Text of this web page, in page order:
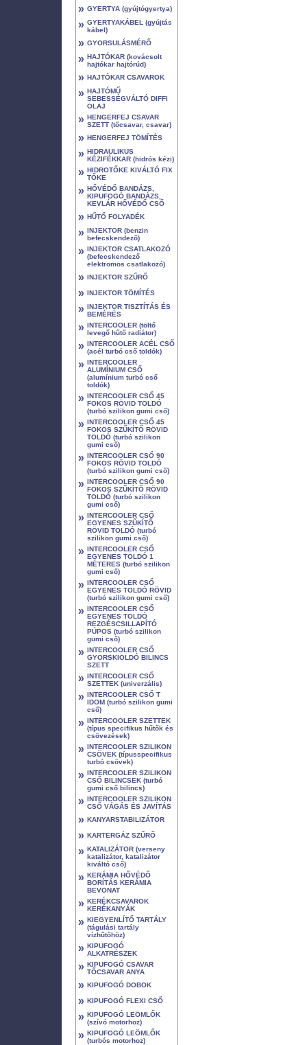
» GYERTYA (gyújtógyertya)
» GYERTYAKÁBEL (gyújtás
kábel)
» GYORSULÁSMÉRŐ
» HAJTÓKAR (kovácsolt
hajtókar hajtórúd)
» HAJTÓKAR CSAVAROK
» HAJTÓMŰ
SEBESSÉGVÁLTÓ DIFFI
OLAJ
» HENGERFEJ CSAVAR
SZETT (tőcsavar, csavar)
» HENGERFEJ TÖMÍTÉS
» HIDRAULIKUS
KÉZIFÉKKAR (hidrós kézi)
» HIDROTŐKE KIVÁLTÓ FIX
TŐKE
» HŐVÉDŐ BANDÁZS,
KIPUFOGÓ BANDÁZS,
KEVLÁR HŐVÉDŐ CSŐ
» HŰTŐ FOLYADÉK
» INJEKTOR (benzin
befecskendező)
» INJEKTOR CSATLAKOZÓ
(befecskendező
elektromos csatlakozó)
» INJEKTOR SZŰRŐ
» INJEKTOR TÖMÍTÉS
» INJEKTOR TISZTÍTÁS ÉS
BEMÉRÉS
» INTERCOOLER (töltő
levegő hűtő radiátor)
» INTERCOOLER ACÉL CSŐ
(acél turbó cső toldók)
» INTERCOOLER
ALUMÍNIUM CSŐ
(alumínium turbó cső
toldók)
» INTERCOOLER CSŐ 45
FOKOS RÖVID TOLDÓ
(turbó szilikon gumi cső)
» INTERCOOLER CSŐ 45
FOKOS SZŰKÍTŐ RÖVID
TOLDÓ (turbó szilikon
gumi cső)
» INTERCOOLER CSŐ 90
FOKOS RÖVID TOLDÓ
(turbó szilikon gumi cső)
» INTERCOOLER CSŐ 90
FOKOS SZŰKÍTŐ RÖVID
TOLDÓ (turbó szilikon
gumi cső)
» INTERCOOLER CSŐ
EGYENES SZŰKÍTŐ
RÖVID TOLDÓ (turbó
szilikon gumi cső)
» INTERCOOLER CSŐ
EGYENES TOLDÓ 1
MÉTERES (turbó szilikon
gumi cső)
» INTERCOOLER CSŐ
EGYENES TOLDÓ RÖVID
(turbó szilikon gumi cső)
» INTERCOOLER CSŐ
EGYENES TOLDÓ
REZGÉSCSILLAPÍTÓ
PÚPOS (turbó szilikon
gumi cső)
» INTERCOOLER CSŐ
GYORSKIOLDÓ BILINCS
SZETT
» INTERCOOLER CSŐ
SZETTEK (univerzális)
» INTERCOOLER CSŐ T
IDOM (turbó szilikon gumi
cső)
» INTERCOOLER SZETTEK
(típus specifikus hűtők és
csövezések)
» INTERCOOLER SZILIKON
CSÖVEK (típusspecifikus
turbó csövek)
» INTERCOOLER SZILIKON
CSŐ BILINCSEK (turbó
gumi cső bilincs)
» INTERCOOLER SZILIKON
CSŐ VÁGÁS ÉS JAVÍTÁS
» KANYARSTABILIZÁTOR
» KARTERGÁZ SZŰRŐ
» KATALIZÁTOR (verseny
katalizátor, katalizátor
kiváltó cső)
» KERÁMIA HŐVÉDŐ
BORÍTÁS KERÁMIA
BEVONAT
» KERÉKCSAVAROK
KERÉKANYÁK
» KIEGYENLÍTŐ TARTÁLY
(tágulási tartály
vízhűtőhöz)
» KIPUFOGÓ
ALKATRÉSZEK
» KIPUFOGÓ CSAVAR
TŐCSAVAR ANYA
» KIPUFOGÓ DOBOK
» KIPUFOGÓ FLEXI CSŐ
» KIPUFOGÓ LEÖMLŐK
(szívó motorhoz)
» KIPUFOGÓ LEÖMLŐK
(turbós motorhoz)